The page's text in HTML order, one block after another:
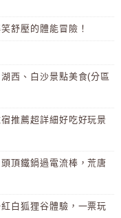
舒壓的體能冒險！
西、白沙景點美食(分區
推薦超詳細好吃好玩景
頂鐵鍋過電流棒，荒唐
白狐狸谷體驗，一票玩